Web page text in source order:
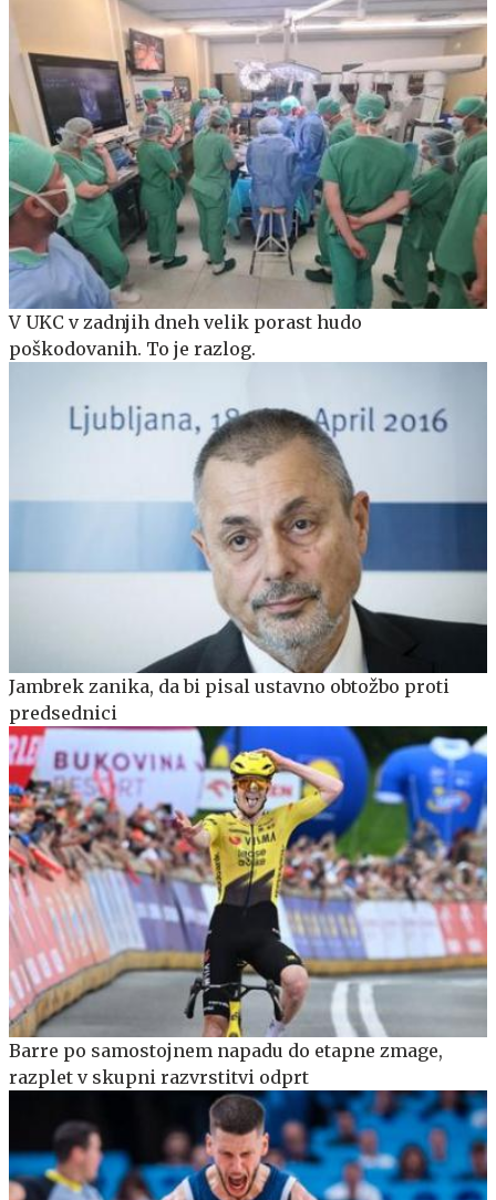
V UKC v zadnjih dneh velik porast hudo
poškodovanih. To je razlog.
Jambrek zanika, da bi pisal ustavno obtožbo proti
predsednici
Barre po samostojnem napadu do etapne zmage,
razplet v skupni razvrstitvi odprt